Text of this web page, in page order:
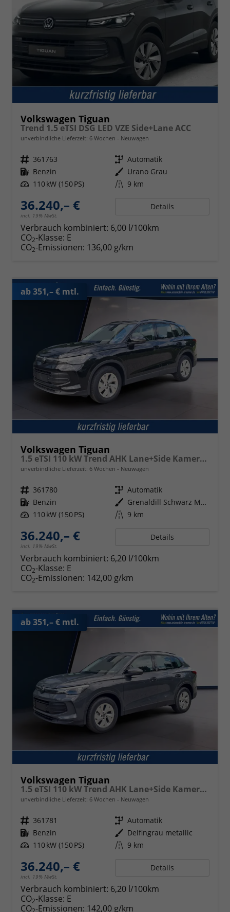
Volkswagen Tiguan
Trend 1.5 eTSI DSG LED VZE Side+Lane ACC
unverbindliche Lieferzeit: 6 Wochen Neuwagen
Fahrzeugnr. 361763 Getriebe Automatik
Kraftstoff Benzin Außenfarbe Urano Grau
Leistung 110 kW (150 PS) Kilometerstand 9 km
36.240,– €
incl. 19% MwSt.
Details
Verbrauch kombiniert: 6,00 l/100km
CO2-Klasse: E
CO2-Emissionen: 136,00 g/km
ab 351,– € mtl.
Volkswagen Tiguan
1.5 eTSI 110 kW Trend AHK Lane+Side Kamera SHZ
unverbindliche Lieferzeit: 6 Wochen Neuwagen
Fahrzeugnr. 361780 Getriebe Automatik
Kraftstoff Benzin Außenfarbe
Grenaldill Schwarz Metallic
Leistung 110 kW (150 PS) Kilometerstand 9 km
36.240,– €
incl. 19% MwSt.
Details
Verbrauch kombiniert: 6,20 l/100km
CO2-Klasse: E
CO2-Emissionen: 142,00 g/km
ab 351,– € mtl.
Volkswagen Tiguan
1.5 eTSI 110 kW Trend AHK Lane+Side Kamera SHZ
unverbindliche Lieferzeit: 6 Wochen Neuwagen
Fahrzeugnr. 361781 Getriebe Automatik
Kraftstoff Benzin Außenfarbe Delfingrau metallic
Leistung 110 kW (150 PS) Kilometerstand 9 km
36.240,– €
incl. 19% MwSt.
Details
Verbrauch kombiniert: 6,20 l/100km
CO2-Klasse: E
CO -Emissionen: 142,00 g/km